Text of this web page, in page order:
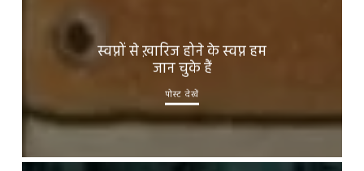
स्वप्नों से ख़ारिज होने के स्वप्न हम
जान चुके हैं
पोस्ट देखें